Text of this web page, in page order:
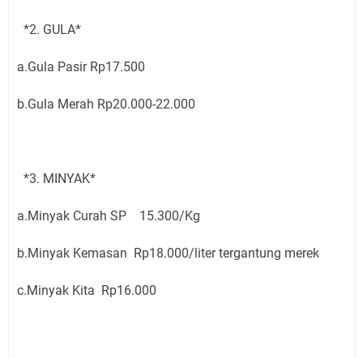
*2. GULA*
a.Gula Pasir Rp17.500
b.Gula Merah Rp20.000-22.000
*3. MINYAK*
a.Minyak Curah SP 15.300/Kg
b.Minyak Kemasan Rp18.000/liter tergantung merek
c.Minyak Kita Rp16.000